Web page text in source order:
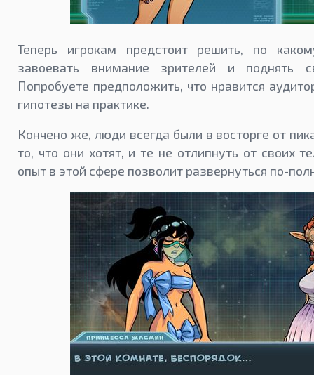
Теперь игрокам предстоит решить, по
завоевать внимание зрителей и поднять
Попробуете предположить, что нравится
гипотезы на практике.
Кончено же, люди всегда были в восторге от
то, что они хотят, и те не отлипнуть от своих
опыт в этой сфере позволит развернуться по-